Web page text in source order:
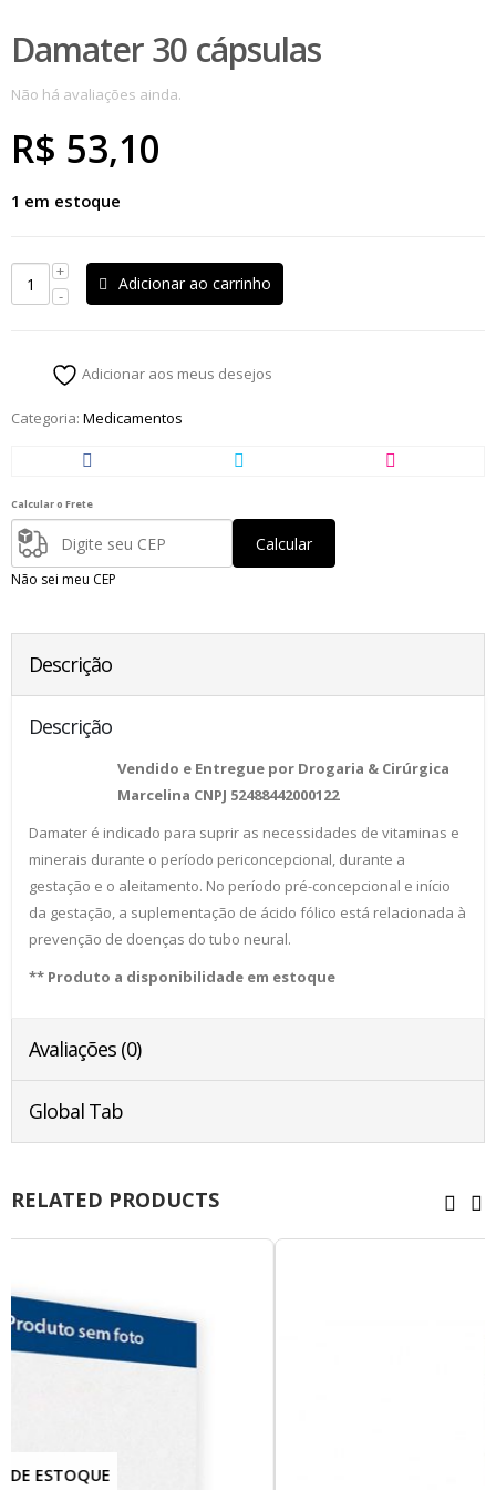
Damater 30 cápsulas
Não há avaliações ainda.
R$ 53,10
1 em estoque
Adicionar ao carrinho
Adicionar aos meus desejos
Categoria: Medicamentos
Calcular o Frete
Calcular
Não sei meu CEP
Descrição
Descrição
Vendido e Entregue por Drogaria & Cirúrgica
Marcelina CNPJ 52488442000122
Damater é indicado para suprir as necessidades de vitaminas e
minerais durante o período periconcepcional, durante a
gestação e o aleitamento. No período pré-concepcional e início
da gestação, a suplementação de ácido fólico está relacionada à
prevenção de doenças do tubo neural.
** Produto a disponibilidade em estoque
Avaliações (0)
Global Tab
RELATED PRODUCTS